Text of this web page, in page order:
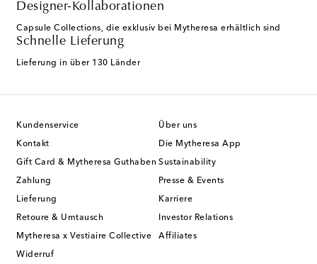
Designer-Kollaborationen
Capsule Collections, die exklusiv bei Mytheresa erhältlich sind
Schnelle Lieferung
Lieferung in über 130 Länder
Kundenservice
Kontakt
Gift Card & Mytheresa Guthaben
Zahlung
Lieferung
Retoure & Umtausch
Mytheresa x Vestiaire Collective
Widerruf
Über uns
Die Mytheresa App
Sustainability
Presse & Events
Karriere
Investor Relations
Affiliates